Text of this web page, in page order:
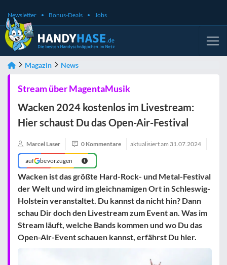
Newsletter Bonus-Deals Jobs
Magazin News
Stream über MagentaMusik
Wacken 2024 kostenlos im Livestream:
Hier schaust Du das Open-Air-Festival
Marcel Laser 0 Kommentare aktualisiert am 31.07.2024
auf bevorzugen
Wacken ist das größte Hard-Rock- und Metal-Festival
der Welt und wird im gleichnamigen Ort in Schleswig-
Holstein veranstaltet. Du kannst da nicht hin? Dann
schau Dir doch den Livestream zum Event an. Was im
Stream läuft, welche Bands kommen und wo Du das
Open-Air-Event schauen kannst, erfährst Du hier.